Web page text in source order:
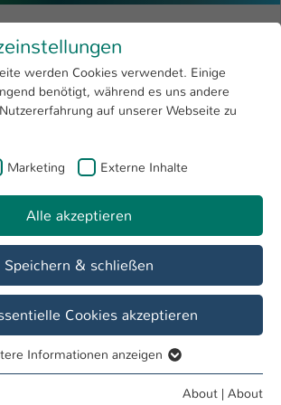
Menu
4
Open submenu
Sciences
Prof. PhD Sergiy Grishchuk
Grishchuk
Projects
31.12.2024 BIOMAT Mehr
30.06.2026 r-LightBioCom Mehr
werden Cookies verwendet. Einige
benötigt, während es uns andere
auf unserer Webseite zu
Marketing Externe Inhalte
Alle akzeptieren
Speichern & schließen
Cookies akzeptieren
werden für grundlegende Funktionen
Informationen anzeigen
About | About